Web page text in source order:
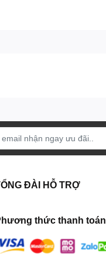
ĐÀI HỖ TRỢ
thức thanh toán